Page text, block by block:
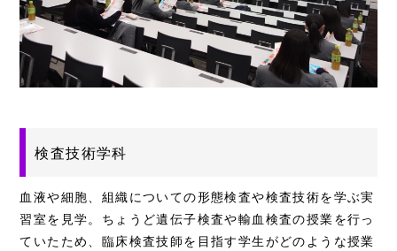
検査技術学科
血液や細胞、組織についての形態検査や検査技術を学ぶ実
習室を見学。ちょうど遺伝子検査や輸血検査の授業を行っ
ていたため、臨床検査技師を目指す学生がどのような授業